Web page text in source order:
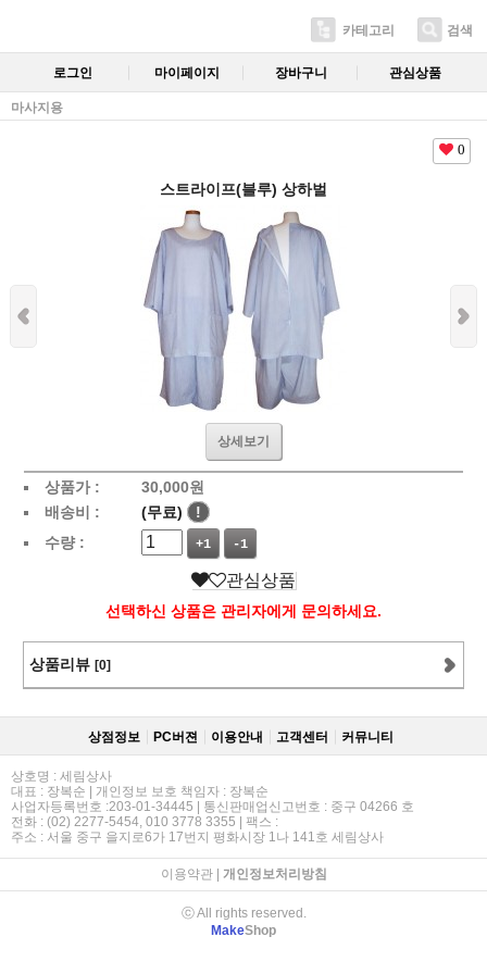
카테고리 검색
로그인 마이페이지 장바구니 관심상품
마사지용
0
스트라이프(블루) 상하벌
상세보기
상품가 : 30,000원
배송비 :
(무료)
!
수량 :
+1 -1
관심상품
선택하신 상품은 관리자에게 문의하세요.
상품리뷰 [0]
상점정보 PC버젼 이용안내 고객센터 커뮤니티
상호명 : 세림상사
대표 : 장복순 | 개인정보 보호 책임자 : 장복순
사업자등록번호 :203-01-34445 | 통신판매업신고번호 : 중구 04266 호
전화 : (02) 2277-5454, 010 3778 3355 | 팩스 :
주소 : 서울 중구 을지로6가 17번지 평화시장 1나 141호 세림상사
이용약관| 개인정보처리방침
ⓒ All rights reserved.
MakeShop